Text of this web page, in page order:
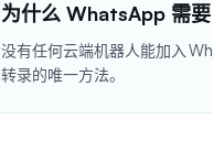
为什么 WhatsApp 需要
没有任何云端机器人能加入
转录的唯一方法。